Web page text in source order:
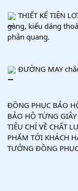
THIẾT KẾ TIỆN
gàng, kiểu dáng
phản quang.
ĐƯỜNG MAY
ĐỒNG PHỤC BẢO
BẢO HỘ TỪNG
TIÊU CHÍ VỀ CHẤT
PHẨM TỚI KHÁCH
TƯỞNG ĐỒNG